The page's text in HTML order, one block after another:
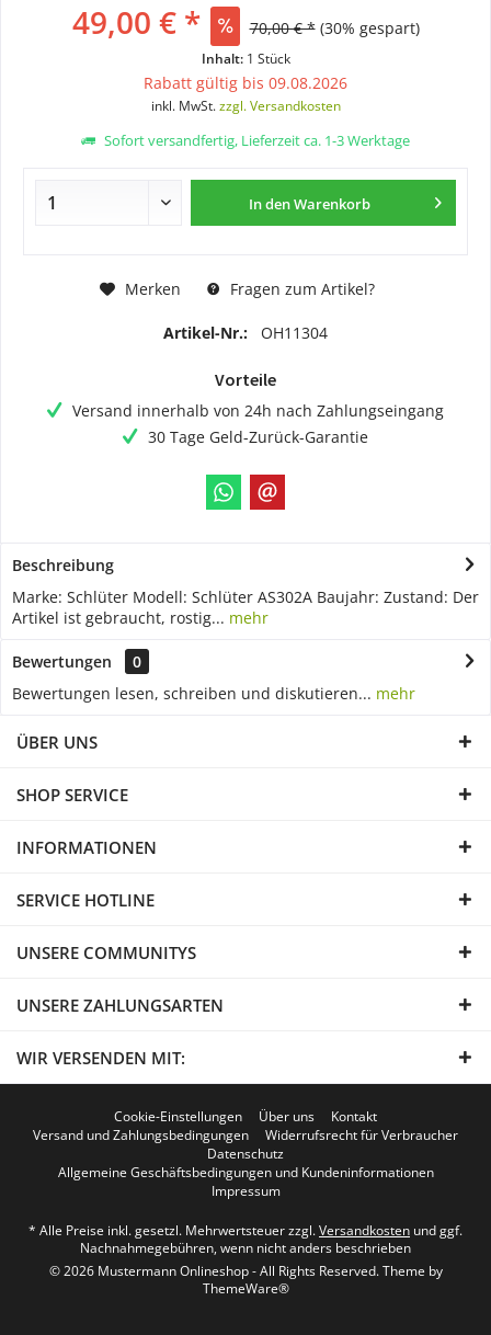
49,00 € * 70,00 € * (30% gespart)
Inhalt: 1 Stück
Rabatt gültig bis 09.08.2026
inkl. MwSt.zzgl. Versandkosten
Sofort versandfertig, Lieferzeit ca. 1-3 Werktage
In denWarenkorb
Merken Fragen zum Artikel?
Artikel-Nr.: OH11304
Vorteile
Versand innerhalb von 24h nach Zahlungseingang
30 Tage Geld-Zurück-Garantie
Beschreibung
Marke: Schlüter Modell: Schlüter AS302A Baujahr: Zustand: Der
Artikel ist gebraucht, rostig... mehr
Bewertungen
0
Bewertungen lesen, schreiben und diskutieren... mehr
ÜBER UNS
SHOP SERVICE
INFORMATIONEN
SERVICE HOTLINE
UNSERE COMMUNITYS
UNSERE ZAHLUNGSARTEN
WIR VERSENDEN MIT:
Cookie-Einstellungen Über uns
Kontakt
Versand und Zahlungsbedingungen
Widerrufsrecht für Verbraucher
Datenschutz
Allgemeine Geschäftsbedingungen und Kundeninformationen
Impressum
* Alle Preise inkl. gesetzl. Mehrwertsteuer zzgl.Versandkosten und ggf.
Nachnahmegebühren, wenn nicht anders beschrieben
© 2026 Mustermann Onlineshop - All Rights Reserved. Theme by
ThemeWare®